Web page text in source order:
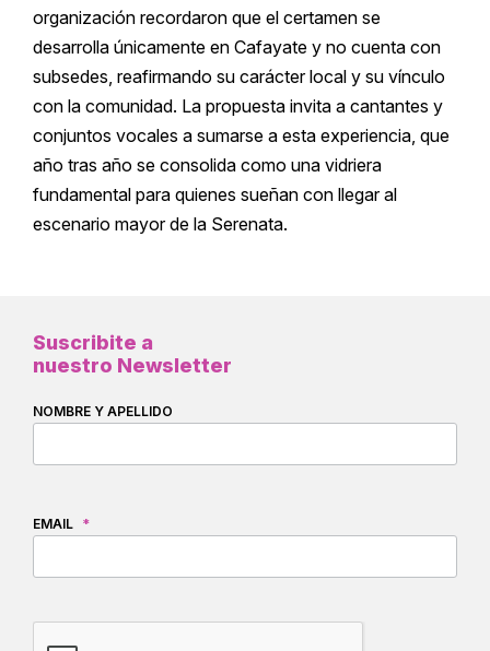
organización recordaron que el certamen se
desarrolla únicamente en Cafayate y no cuenta con
subsedes, reafirmando su carácter local y su vínculo
con la comunidad. La propuesta invita a cantantes y
conjuntos vocales a sumarse a esta experiencia, que
año tras año se consolida como una vidriera
fundamental para quienes sueñan con llegar al
escenario mayor de la Serenata.
Suscribite a
nuestro Newsletter
NOMBRE Y APELLIDO
EMAIL *